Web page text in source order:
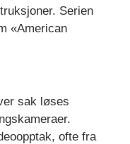
Serien
«American
sak løses
ofte fra